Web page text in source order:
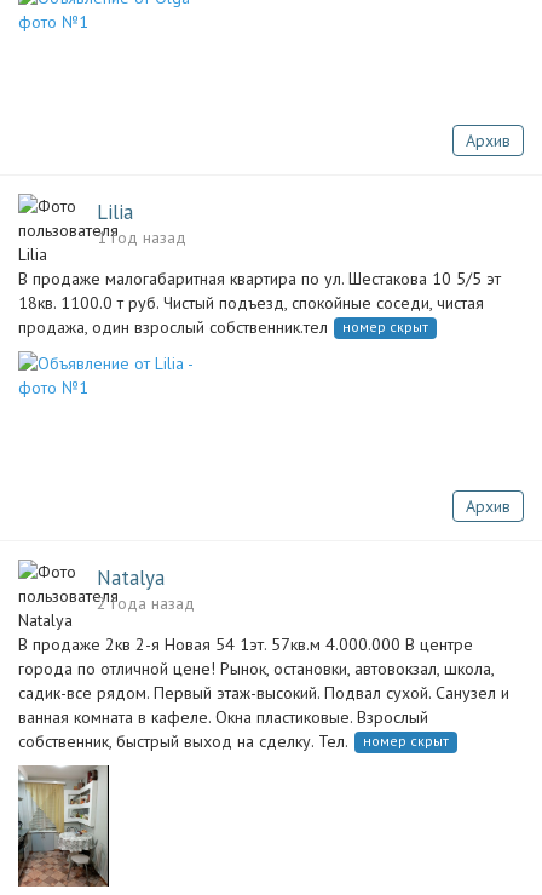
Архив
Lilia
1 год назад
В продаже малогабаритная квартира по ул. Шестакова 10 5/5 эт
18кв. 1100.0 т руб. Чистый подъезд, спокойные соседи, чистая
продажа, один взрослый собственник.тел
номер скрыт
Архив
Natalya
2 года назад
В продаже 2кв 2-я Новая 54 1эт. 57кв.м 4.000.000 В центре
города по отличной цене! Рынок, остановки, автовокзал, школа,
садик-все рядом. Первый этаж-высокий. Подвал сухой. Санузел и
ванная комната в кафеле. Окна пластиковые. Взрослый
собственник, быстрый выход на сделку. Тел.
номер скрыт